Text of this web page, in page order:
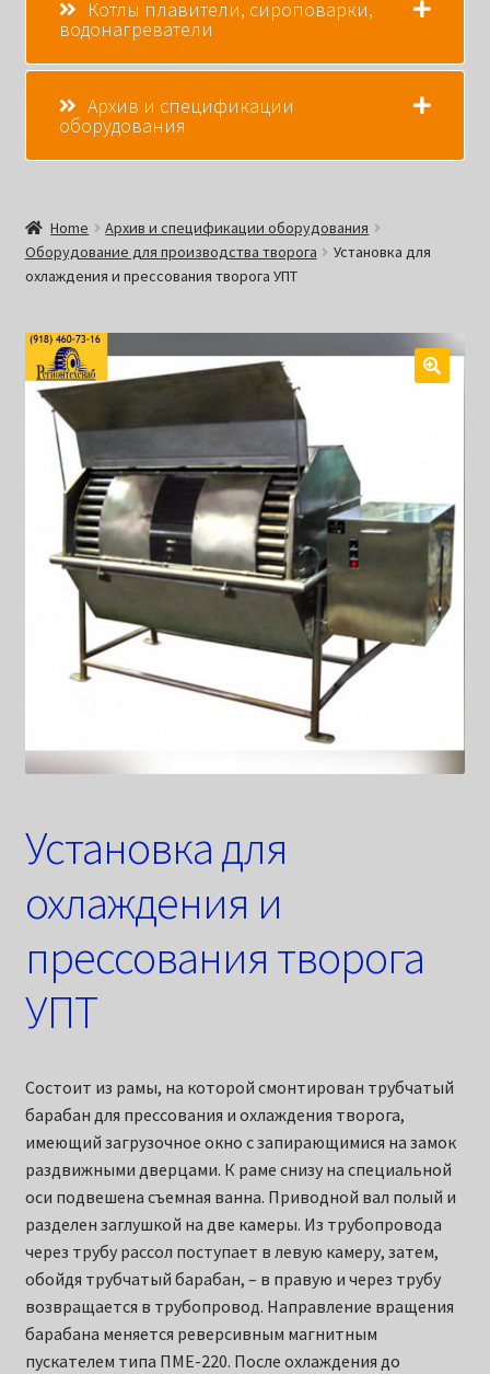
Котлы плавители, сироповарки,
водонагреватели
Архив и спецификации
оборудования
Home
Архив и спецификации оборудования
Оборудование для производства творога
Установка для
охлаждения и прессования творога УПТ
Установка для
охлаждения и
прессования творога
УПТ
Состоит из рамы, на которой смонтирован трубчатый
барабан для прессования и охлаждения творога,
имеющий загрузочное окно с запирающимися на замок
раздвижными дверцами. К раме снизу на специальной
оси подвешена съемная ванна. Приводной вал полый и
разделен заглушкой на две камеры. Из трубопровода
через трубу рассол поступает в левую камеру, затем,
обойдя трубчатый барабан, – в правую и через трубу
возвращается в трубопровод. Направление вращения
барабана меняется реверсивным магнитным
пускателем типа ПМЕ-220. После охлаждения до